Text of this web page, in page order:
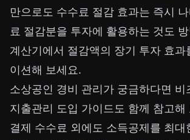
만으로도 수수료 절감 효과는 즉시
료 절감분을 투자에 활용하는 것도
계산기에서 절감액의 장기 투자 효과
이션해 보세요.
소상공인 경비 관리가 궁금하다면 비
지출관리 도입 가이드도 함께 참고해
결제 수수료 외에도 소득공제를 최대